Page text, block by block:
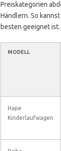
Preiskategorien
Händlern. So
besten geeignet ist.
MODELL
Hape
Kinderlaufwagen